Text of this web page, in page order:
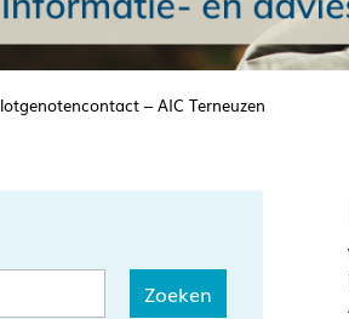
lotgenotencontact – AIC Terneuzen